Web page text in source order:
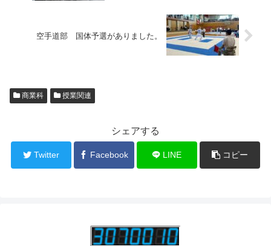
空手道部 国体予選がありました。
商業科 授業関連
シェアする
Twitter Facebook LINE コピー